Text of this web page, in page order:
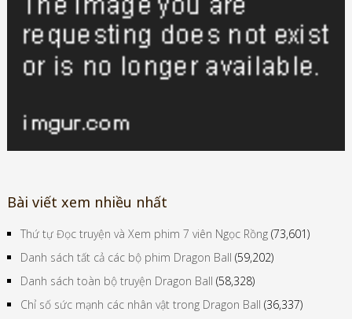
Bài viết xem nhiều nhất
Thứ tự Đọc truyện và Xem phim 7 viên Ngọc Rồng (73,601)
Danh sách tất cả các bộ phim Dragon Ball (59,202)
Danh sách toàn bộ truyện Dragon Ball (58,328)
Chỉ số sức mạnh các nhân vật trong Dragon Ball (36,337)